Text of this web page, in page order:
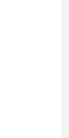
ョン スウェッ